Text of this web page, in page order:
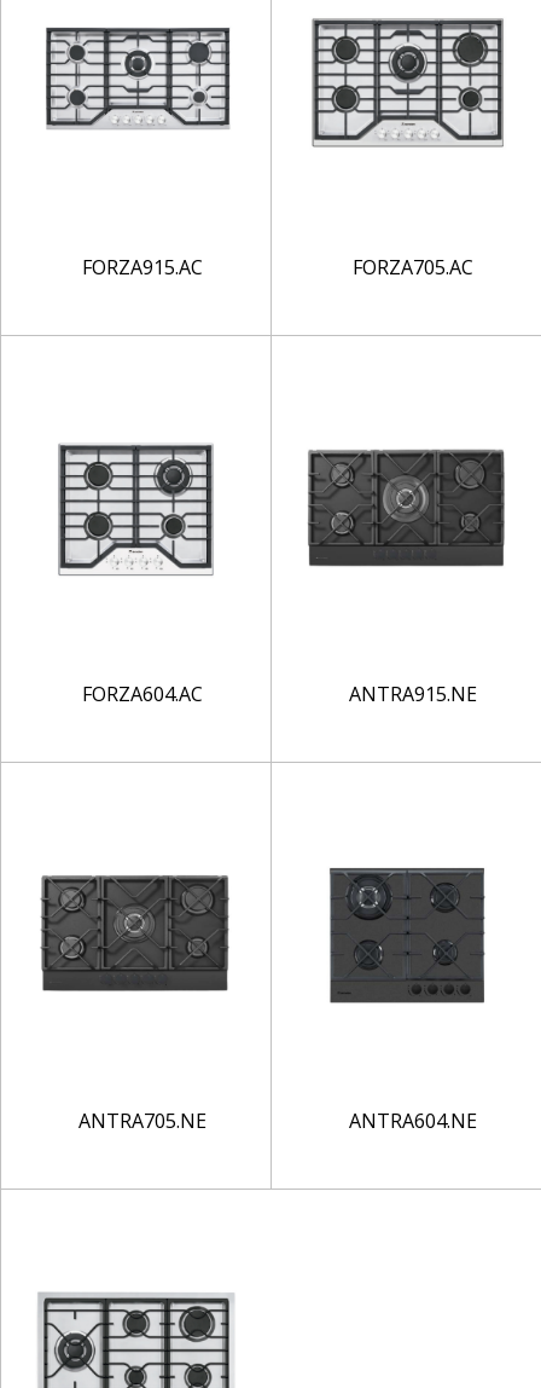
FORZA915.AC FORZA705.AC
FORZA604.AC ANTRA915.NE
ANTRA705.NE ANTRA604.NE